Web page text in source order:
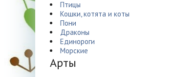
Птицы
Кошки, котята и коты
Пони
Драконы
Единороги
Морские
Арты